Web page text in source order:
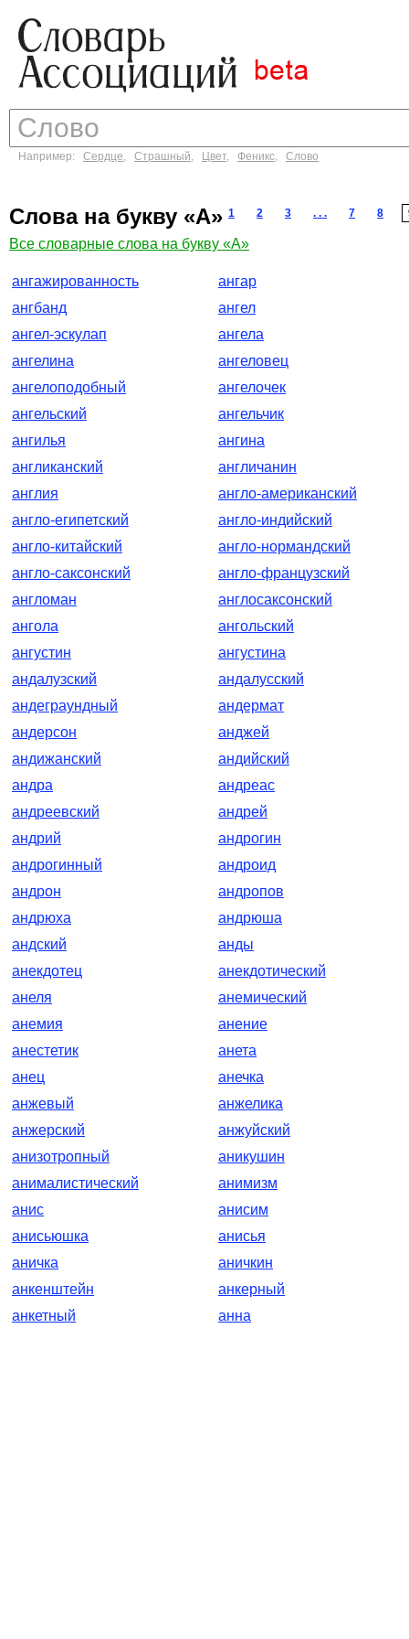
Например: Сердце, Страшный, Цвет, Феникс, Слово
Слова на букву «А» 1 2 3 . . . 7 8
Все словарные слова на букву «А»
ангажированность
ангар
ангбанд
ангел
ангел-эскулап
ангела
ангелина
ангеловец
ангелоподобный
ангелочек
ангельский
ангельчик
ангилья
ангина
англиканский
англичанин
англия
англо-американский
англо-египетский
англо-индийский
англо-китайский
англо-нормандский
англо-саксонский
англо-французский
англоман
англосаксонский
ангола
ангольский
ангустин
ангустина
андалузский
андалусский
андеграундный
андермат
андерсон
анджей
андижанский
андийский
андра
андреас
андреевский
андрей
андрий
андрогин
андрогинный
андроид
андрон
андропов
андрюха
андрюша
андский
анды
анекдотец
анекдотический
анеля
анемический
анемия
анение
анестетик
анета
анец
анечка
анжевый
анжелика
анжерский
анжуйский
анизотропный
аникушин
анималистический
анимизм
анис
анисим
анисьюшка
анисья
аничка
аничкин
анкенштейн
анкерный
анкетный
анна